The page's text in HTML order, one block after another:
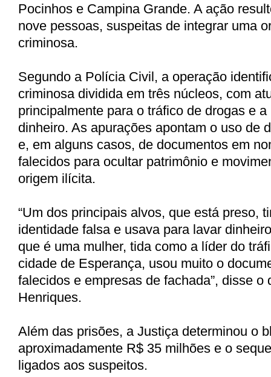
Pocinhos e Campina Grande. A ação
nove pessoas, suspeitas de integrar uma
criminosa.
Segundo a Polícia Civil, a operação
criminosa dividida em três núcleos, com
principalmente para o tráfico de drogas e
dinheiro. As apurações apontam o uso de
e, em alguns casos, de documentos em
falecidos para ocultar patrimônio e
origem ilícita.
“Um dos principais alvos, que está preso,
identidade falsa e usava para lavar
que é uma mulher, tida como a líder do
cidade de Esperança, usou muito o
falecidos e empresas de fachada”, disse o
Henriques.
Além das prisões, a Justiça determinou o
aproximadamente R$ 35 milhões e o
ligados aos suspeitos.